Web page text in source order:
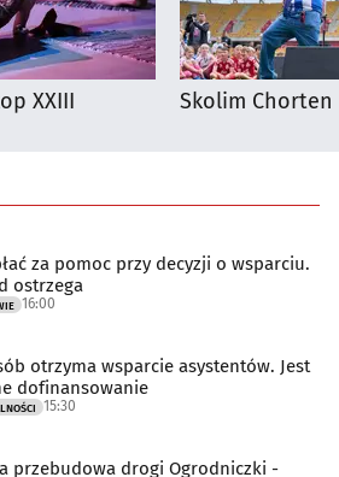
XXIII Skolim Chorten
za pomoc przy decyzji o wsparciu.
ostrzega
16:00
otrzyma wsparcie asystentów. Jest
dofinansowanie
15:30
przebudowa drogi Ogrodniczki -